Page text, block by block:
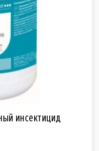
инсектицид